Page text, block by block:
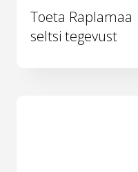
Toeta Raplamaa
seltsi tegevust